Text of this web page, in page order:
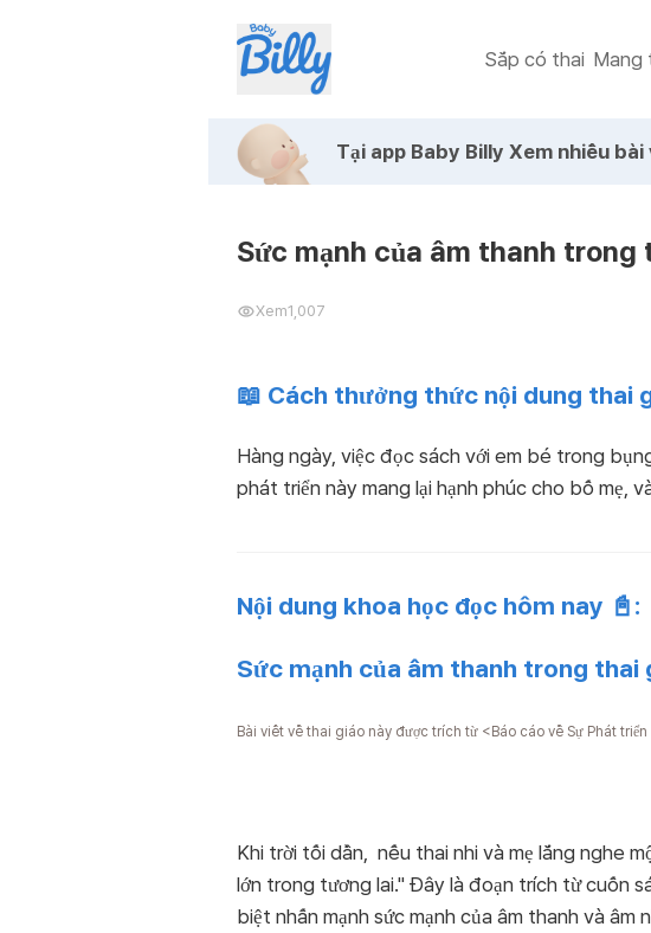
Sắp có thai Mang
Tại app Baby Billy Xem nhiều bài
Sức mạnh của âm thanh trong
Xem1,007
📖 Cách thưởng thức nội dung thai
Hàng ngày, việc đọc sách với em bé trong
phát triển này mang lại hạnh phúc cho bố mẹ,
Nội dung khoa học đọc hôm nay 📓:
Sức mạnh của âm thanh trong thai
Bài viết về thai giáo này được trích từ <Báo cáo về Sự Phát
Khi trời tối dần, nếu thai nhi và mẹ lắng nghe
lớn trong tương lai." Đây là đoạn trích từ cuốn
biệt nhấn mạnh sức mạnh của âm thanh và âm